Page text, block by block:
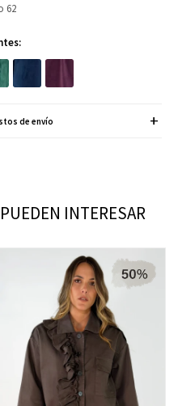
62
de envío
INTERESAR